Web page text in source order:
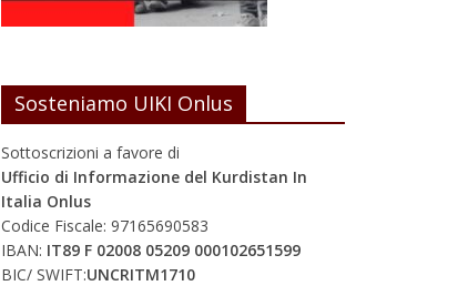
Sosteniamo UIKI Onlus
Sottoscrizioni a favore di
Ufficio di Informazione del Kurdistan In
Italia Onlus
Codice Fiscale: 97165690583
IBAN: IT89 F 02008 05209 000102651599
BIC/ SWIFT:UNCRITM1710